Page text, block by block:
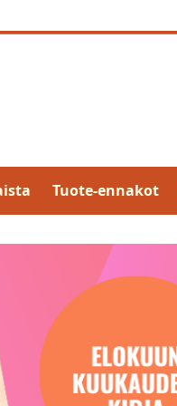
Tuote-ennakot